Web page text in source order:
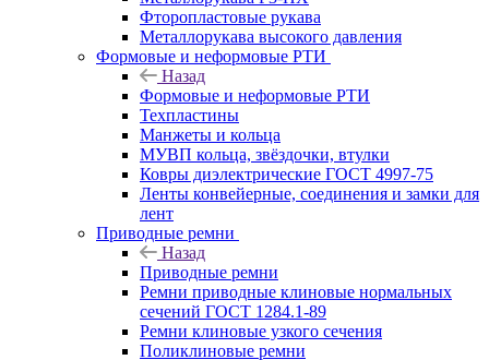
Фторопластовые рукава
Металлорукава высокого давления
Формовые и неформовые РТИ
Назад
Формовые и неформовые РТИ
Техпластины
Манжеты и кольца
МУВП кольца, звёздочки, втулки
Ковры диэлектрические ГОСТ 4997-75
Ленты конвейерные, соединения и замки для
лент
Приводные ремни
Назад
Приводные ремни
Ремни приводные клиновые нормальных
сечений ГОСТ 1284.1-89
Ремни клиновые узкого сечения
Поликлиновые ремни